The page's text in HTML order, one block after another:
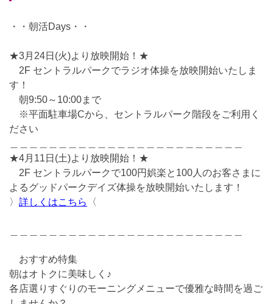
・・朝活Days・・
★3月24日(火)より放映開始！★
2F セントラルパークでラジオ体操を放映開始いたしま
す！
朝9:50～10:00まで
※平面駐車場Cから、セントラルパーク階段をご利用く
ださい
★4月11日(土)より放映開始！★
2F セントラルパークで100円娯楽と100人のお客さまに
よるグッドパークデイズ体操を放映開始いたします！
〉 詳しくはこちら 〈
おすすめ特集
朝はオトクに美味しく♪
各店選りすぐりのモーニングメニューで優雅な時間を過ご